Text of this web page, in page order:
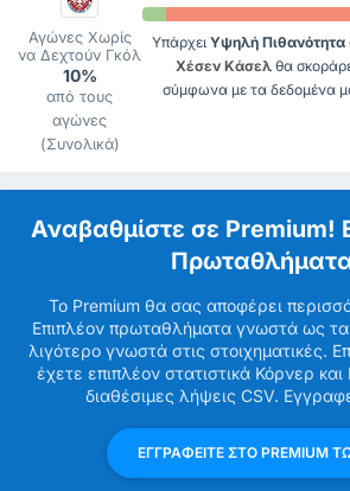
Αγώνες Χωρίς
να Δεχτούν Γκόλ
10%
από τους
αγώνες
(Συνολικά)
Υπάρχει Υψηλή Πιθανότητα
Χέσεν Κάσελθα
σύμφωνα με τα δεδομένα
Αναβαθμίστε σε Premium!
Το Premium θα σας αποφέρει
Επιπλέον πρωταθλήματα γνωστά ως τα
λιγότερο γνωστά στις στοιχηματικές.
έχετε επιπλέον στατιστικά Κόρνερ
διαθέσιμες λήψεις CSV.
ΕΓΓΡΑΦΕΙΤΕ ΣΤΟ PREMIUM